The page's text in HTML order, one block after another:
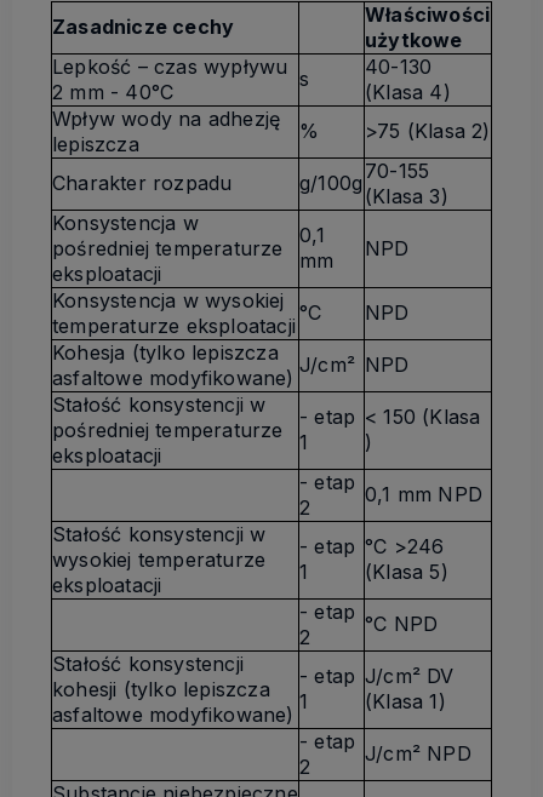
Zasadnicze cechy
Właściwości
użytkowe
Lepkość – czas wypływu
2 mm - 40°C
s
40-130
(Klasa 4)
Wpływ wody na adhezję
lepiszcza
% >75 (Klasa 2)
Charakter rozpadu g/100g 70-155
(Klasa 3)
Konsystencja w
pośredniej temperaturze
eksploatacji
0,1
mm
NPD
Konsystencja w wysokiej
temperaturze eksploatacji
°C
NPD
Kohesja (tylko lepiszcza
asfaltowe modyfikowane)
J/cm² NPD
Stałość konsystencji w
pośredniej temperaturze
eksploatacji
- etap
1
< 150 (Klasa
)
- etap
2
0,1 mm NPD
Stałość konsystencji w
wysokiej temperaturze
eksploatacji
- etap
1
°C >246
(Klasa 5)
- etap
2
°C NPD
Stałość konsystencji
kohesji (tylko lepiszcza
asfaltowe modyfikowane)
- etap
1
J/cm² DV
(Klasa 1)
- etap
2
J/cm² NPD